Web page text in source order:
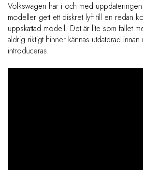
Volkswagen har i och med uppdateringen
modeller gett ett diskret lyft till en redan
uppskattad modell. Det är lite som fallet
aldrig riktigt hinner kännas utdaterad innan
introduceras.